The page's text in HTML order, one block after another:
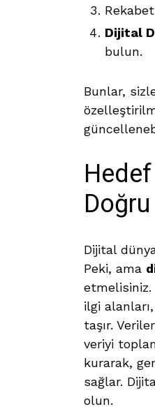
Dijital
bulun.
Bunlar,
Dijital
Peki, ama
etmelisiniz.
ilgi
taşır.
veriyi
kurarak,
sağlar.
olun.